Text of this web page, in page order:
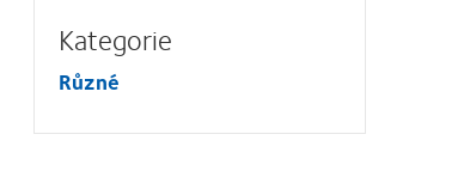
Kategorie
Různé